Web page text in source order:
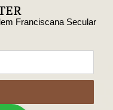
Franciscana Secular